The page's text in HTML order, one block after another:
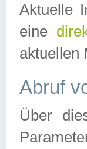
Aktuelle
eine
aktuellen
Abruf
Über